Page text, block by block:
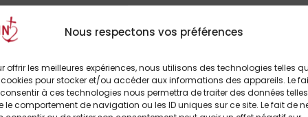
Nous respectons vos préférences
offrir les meilleures expériences, nous utilisons des technologies telles
pour stocker et/ou accéder aux informations des appareils. Le
à ces technologies nous permettra de traiter des données telles
le comportement de navigation ou les ID uniques sur ce site. Le fait de
logique du scoutisme ?
symbolise le fort qui protège le